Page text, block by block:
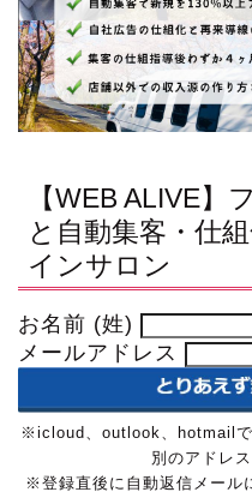
【WEB ALIVE】
と自動集客・仕
インサロン
お名前 (姓)
メールアドレス
※icloud、outlook、hotmailで
別のアドレ
※登録直後に自動返信メール